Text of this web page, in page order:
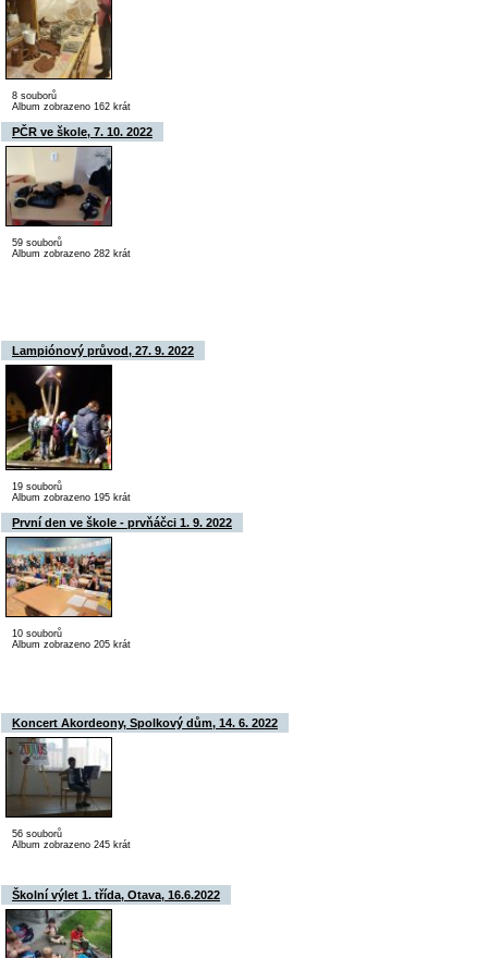
8 souborů
Album zobrazeno 162 krát
PČR ve škole, 7. 10. 2022
59 souborů
Album zobrazeno 282 krát
Lampiónový průvod, 27. 9. 2022
19 souborů
Album zobrazeno 195 krát
První den ve škole - prvňáčci 1. 9. 2022
10 souborů
Album zobrazeno 205 krát
Koncert Akordeony, Spolkový dům, 14. 6. 2022
56 souborů
Album zobrazeno 245 krát
Školní výlet 1. třída, Otava, 16.6.2022